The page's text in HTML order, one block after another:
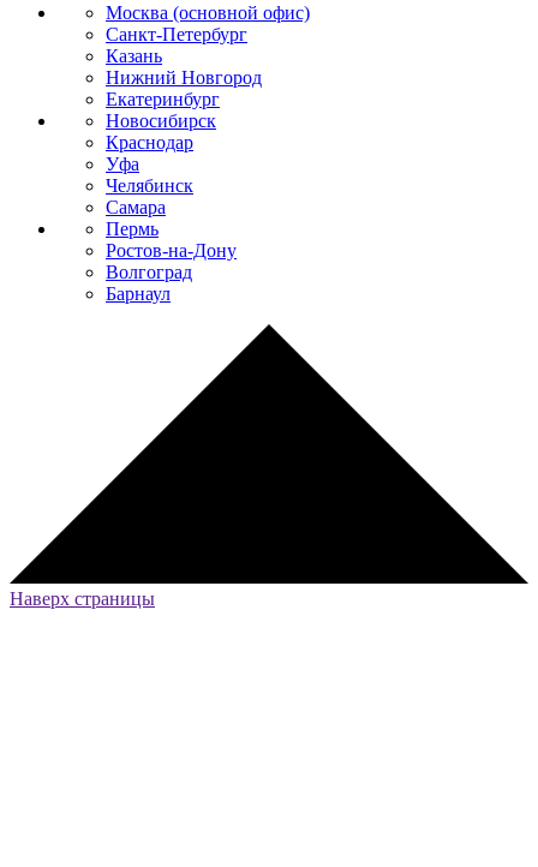
Москва (основной офис)
Санкт-Петербург
Казань
Нижний Новгород
Екатеринбург
Новосибирск
Краснодар
Уфа
Челябинск
Самара
Пермь
Ростов-на-Дону
Волгоград
Барнаул
Наверх страницы